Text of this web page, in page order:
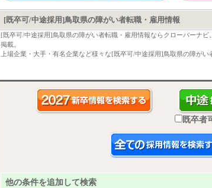
[既卒可/中途採用]鳥取県の障がい者転職・雇用情報
[既卒可/中途採用]鳥取県の障がい者転職・雇用情報ならクローバーナ
掲載。
上場企業・大手・有名企業など様々な[既卒可/中途採用]鳥取県の障がい
既卒者
他の条件を追加して検索